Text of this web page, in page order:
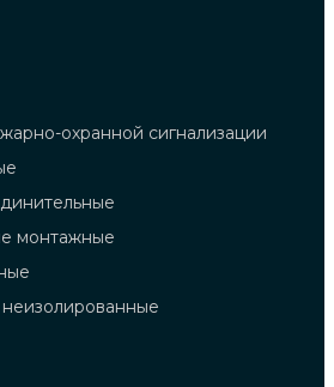
охранной сигнализации
монтажные